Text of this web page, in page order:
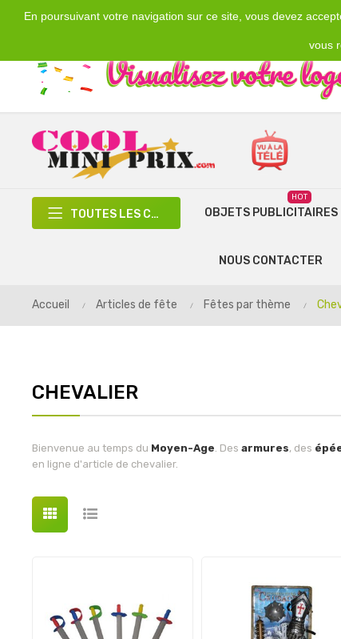
En poursuivant votre navigation sur ce site, vous devez
vous
Emplacement
Devise
TOUTES LES CATÉGORIES OBJETS PUBLICITAIRES
HOT
NOUS CONTACTER
Accueil Articles de fête Fêtes par thème
CHEVALIER
Bienvenue au temps du Moyen-Age. Des armures, des
en ligne d'article de chevalier.